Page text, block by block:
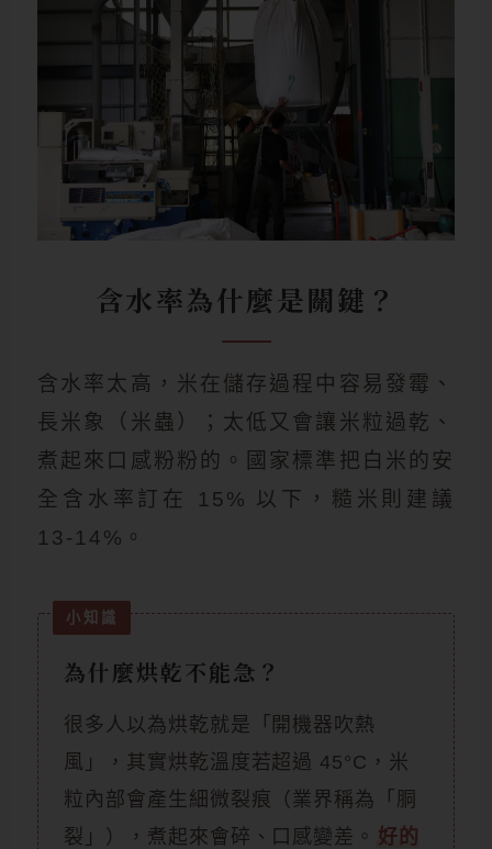
含水率為什麼是關鍵？
含水率太高，米在儲存過程中容易發霉、
長米象（米蟲）；太低又會讓米粒過乾、
煮起來口感粉粉的。國家標準把白米的安
全含水率訂在 15% 以下，糙米則建議
13-14%。
為什麼烘乾不能急？
很多人以為烘乾就是「開機器吹熱
風」，其實烘乾溫度若超過 45°C，米
粒內部會產生細微裂痕（業界稱為「胴
裂」），煮起來會碎、口感變差。 好的